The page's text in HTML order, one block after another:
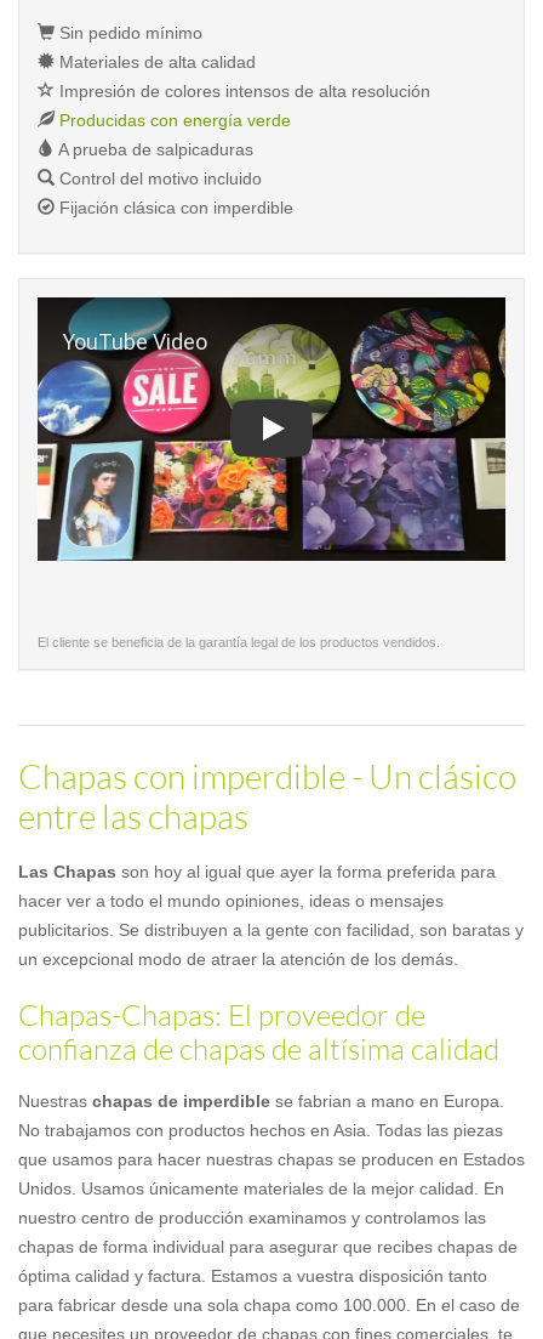
Sin pedido mínimo
Materiales de alta calidad
Impresión de colores intensos de alta resolución
Producidas con energía verde
A prueba de salpicaduras
Control del motivo incluido
Fijación clásica con imperdible
El cliente se beneficia de la garantía legal de los productos vendidos.
Chapas con imperdible - Un clásico
entre las chapas
Las Chapas son hoy al igual que ayer la forma preferida para
hacer ver a todo el mundo opiniones, ideas o mensajes
publicitarios. Se distribuyen a la gente con facilidad, son baratas y
un excepcional modo de atraer la atención de los demás.
Chapas-Chapas: El proveedor de
confianza de chapas de altísima calidad
Nuestras chapas de imperdible se fabrian a mano en Europa.
No trabajamos con productos hechos en Asia. Todas las piezas
que usamos para hacer nuestras chapas se producen en Estados
Unidos. Usamos únicamente materiales de la mejor calidad. En
nuestro centro de producción examinamos y controlamos las
chapas de forma individual para asegurar que recibes chapas de
óptima calidad y factura. Estamos a vuestra disposición tanto
para fabricar desde una sola chapa como 100.000. En el caso de
que necesites un proveedor de chapas con fines comerciales, te